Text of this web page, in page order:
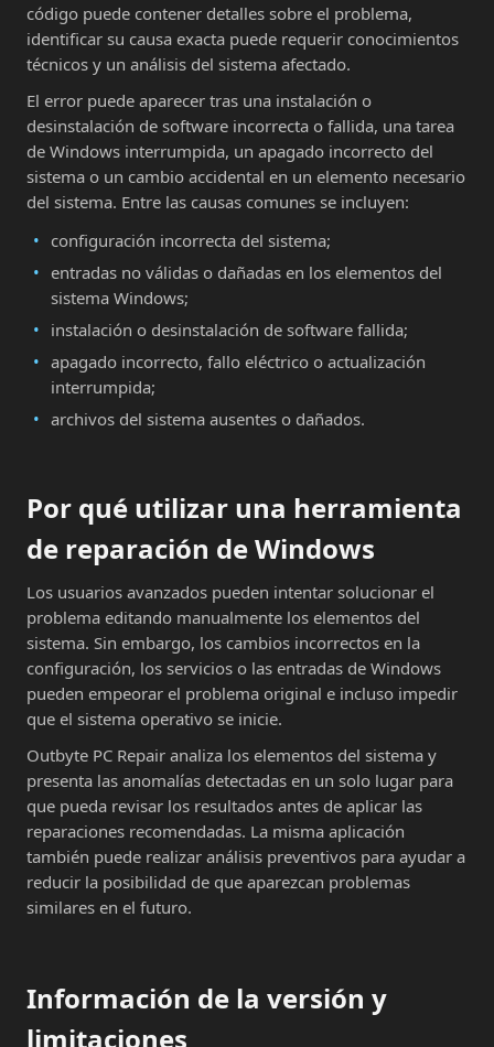
código puede contener detalles sobre el problema,
identificar su causa exacta puede requerir conocimientos
técnicos y un análisis del sistema afectado.
El error puede aparecer tras una instalación o
desinstalación de software incorrecta o fallida, una tarea
de Windows interrumpida, un apagado incorrecto del
sistema o un cambio accidental en un elemento necesario
del sistema. Entre las causas comunes se incluyen:
configuración incorrecta del sistema;
entradas no válidas o dañadas en los elementos del
sistema Windows;
instalación o desinstalación de software fallida;
apagado incorrecto, fallo eléctrico o actualización
interrumpida;
archivos del sistema ausentes o dañados.
Por qué utilizar una herramienta
de reparación de Windows
Los usuarios avanzados pueden intentar solucionar el
problema editando manualmente los elementos del
sistema. Sin embargo, los cambios incorrectos en la
configuración, los servicios o las entradas de Windows
pueden empeorar el problema original e incluso impedir
que el sistema operativo se inicie.
Outbyte PC Repair analiza los elementos del sistema y
presenta las anomalías detectadas en un solo lugar para
que pueda revisar los resultados antes de aplicar las
reparaciones recomendadas. La misma aplicación
también puede realizar análisis preventivos para ayudar a
reducir la posibilidad de que aparezcan problemas
similares en el futuro.
Información de la versión y
limitaciones